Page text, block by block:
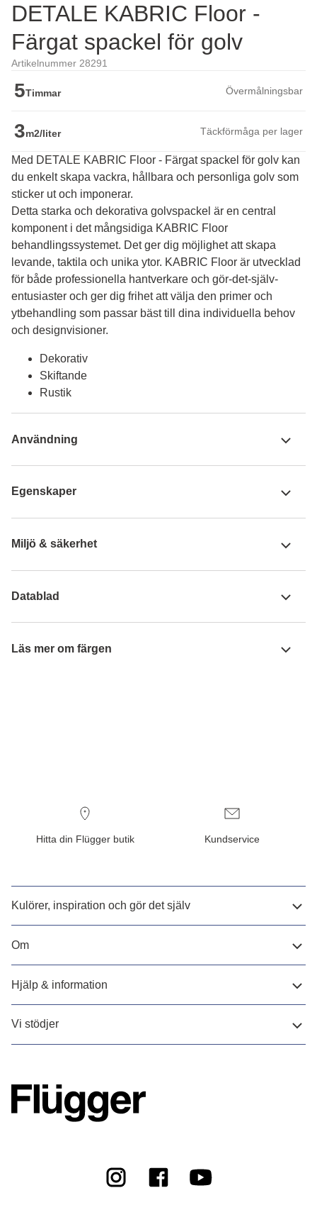
DETALE KABRIC Floor -
Färgat spackel för golv
Artikelnummer 28291
5Timmar Övermålningsbar
3m2/liter Täckförmåga per lager
Med DETALE KABRIC Floor - Färgat spackel för golv kan
du enkelt skapa vackra, hållbara och personliga golv som
sticker ut och imponerar.
Detta starka och dekorativa golvspackel är en central
komponent i det mångsidiga KABRIC Floor
behandlingssystemet. Det ger dig möjlighet att skapa
levande, taktila och unika ytor. KABRIC Floor är utvecklad
för både professionella hantverkare och gör-det-själv-
entusiaster och ger dig frihet att välja den primer och
ytbehandling som passar bäst till dina individuella behov
och designvisioner.
Dekorativ
Skiftande
Rustik
Användning
Egenskaper
Miljö & säkerhet
Datablad
Läs mer om färgen
Hitta din Flügger butik Kundservice
Kulörer, inspiration och gör det själv
Om
Hjälp & information
Vi stödjer